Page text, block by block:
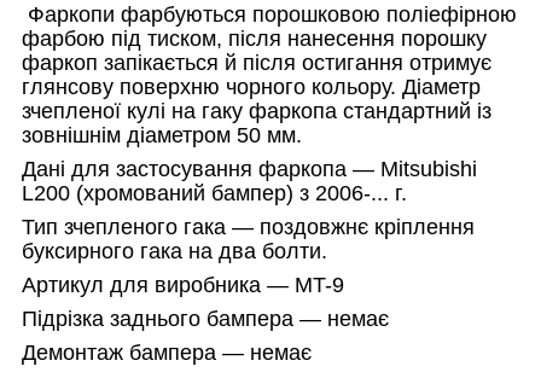
Фаркопи фарбуються порошковою поліефірною
фарбою під тиском, після нанесення порошку
фаркоп запікається й після остигання отримує
глянсову поверхню чорного кольору. Діаметр
зчепленої кулі на гаку фаркопа стандартний із
зовнішнім діаметром 50 мм.
Дані для застосування фаркопа — Mitsubishi
L200 (хромований бампер) з 2006-... г.
Тип зчепленого гака — поздовжнє кріплення
буксирного гака на два болти.
Артикул для виробника — MT-9
Підрізка заднього бампера — немає
Демонтаж бампера — немає